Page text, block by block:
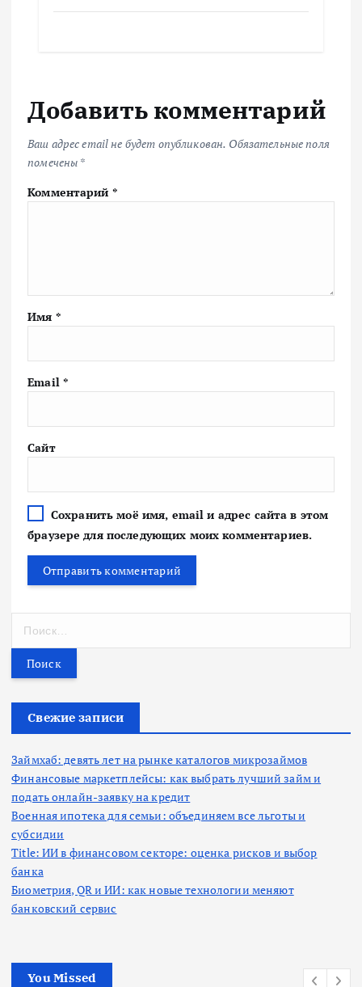
Добавить комментарий
Ваш адрес email не будет опубликован. Обязательные поля
помечены *
Комментарий *
Имя *
Email *
Сайт
Сохранить моё имя, email и адрес сайта в этом
браузере для последующих моих комментариев.
т
Свежие записи
Займхаб: девять лет на рынке каталогов микрозаймов
Финансовые маркетплейсы: как выбрать лучший займ и
подать онлайн-заявку на кредит
Военная ипотека для семьи: объединяем все льготы и
субсидии
Title: ИИ в финансовом секторе: оценка рисков и выбор
банка
Биометрия, QR и ИИ: как новые технологии меняют
банковский сервис
You Missed